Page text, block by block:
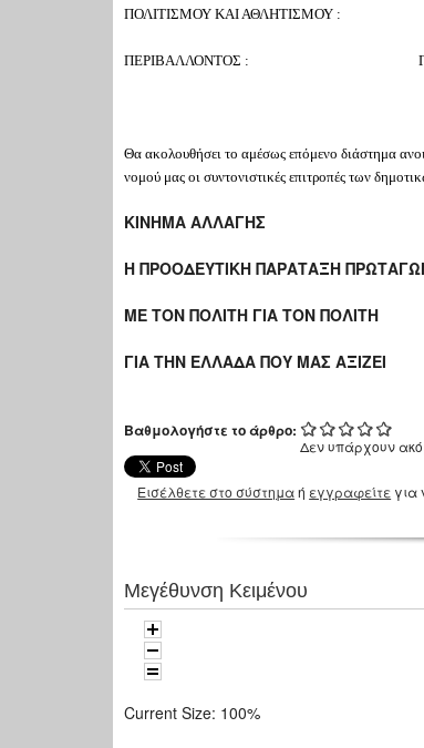
ΠΟΛΙΤΙΣΜΟΥ ΚΑΙ ΑΘΛΗΤΙΣΜΟΥ :
ΠΕΡΙΒΑΛΛΟΝΤΟΣ :
Θα ακολουθήσει το αμέσως επόμενο διάστημα
νομού μας οι συντονιστικές επιτροπές των
ΚΙΝΗΜΑ ΑΛΛΑΓΗΣ
Η ΠΡΟΟΔΕΥΤΙΚΗ ΠΑΡΑΤΑΞΗ
ΜΕ ΤΟΝ ΠΟΛΙΤΗ ΓΙΑ ΤΟΝ ΠΟΛΙΤΗ
ΓΙΑ ΤΗΝ ΕΛΛΑΔΑ ΠΟΥ ΜΑΣ ΑΞΙΖΕΙ
Βαθμολογήστε το άρθρο:
Δεν υπάρχουν
Εισέλθετε στο σύστημαή εγγραφείτε για
Μεγέθυνση Κειμένου
Current Size: 100%